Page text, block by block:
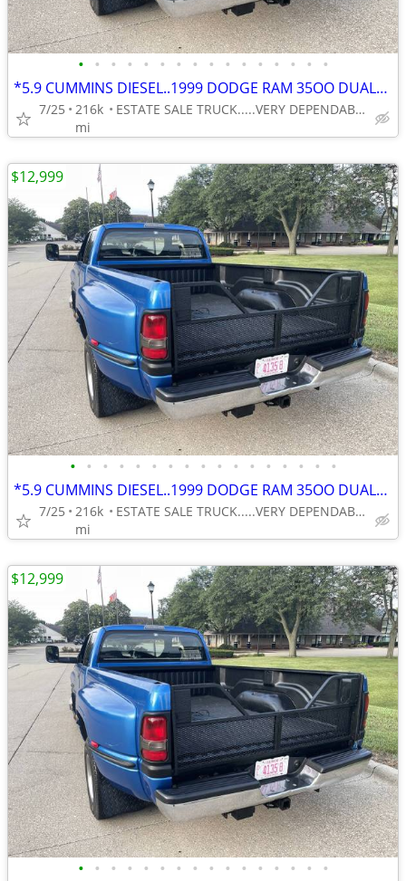
• • • • • • • • • • • • • • • •
*5.9 CUMMINS DIESEL..1999 DODGE RAM 35OO DUALLY 1-TON RWD 5-SP. MANUAL
7/25
216k
mi
ESTATE SALE TRUCK.....VERY DEPENDABLE . . .VERY AFFORDABLE
• • • • • • • • • • • • • • • • •
*5.9 CUMMINS DIESEL..1999 DODGE RAM 35OO DUALLY 1-TON RWD 5-SP. MANUAL
7/25
216k
mi
ESTATE SALE TRUCK.....VERY DEPENDABLE . . .VERY AFFORDABLE
$12,999
• • • • • • • • • • • • • • • •
$12,999